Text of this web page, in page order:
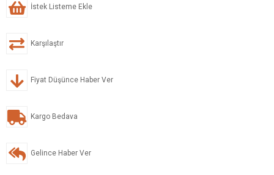
İstek Listeme Ekle
Karşılaştır
Fiyat Düşünce Haber Ver
Kargo Bedava
Gelince Haber Ver